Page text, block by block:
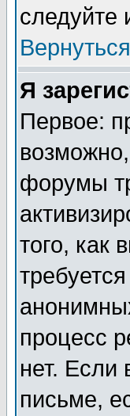
следуйте
Я
Первое:
форумы
того, как
процесс
нет. Если
письме,